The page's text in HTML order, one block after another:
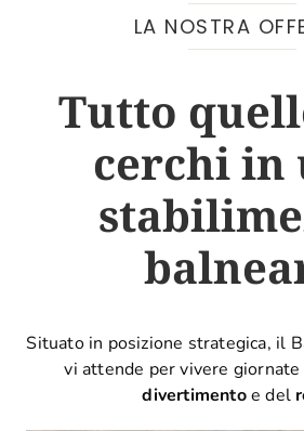
LA NOSTRA
Tutto
cerchi in
Situato in posizione strategica, il
vi attende per vivere
divertimentoe del